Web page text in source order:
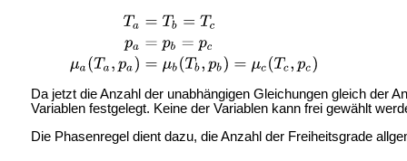
Da jetzt die Anzahl der unabhängigen Gleichungen gleich der
Variablen festgelegt. Keine der Variablen kann frei gewählt
Die Phasenregel dient dazu, die Anzahl der Freiheitsgrade